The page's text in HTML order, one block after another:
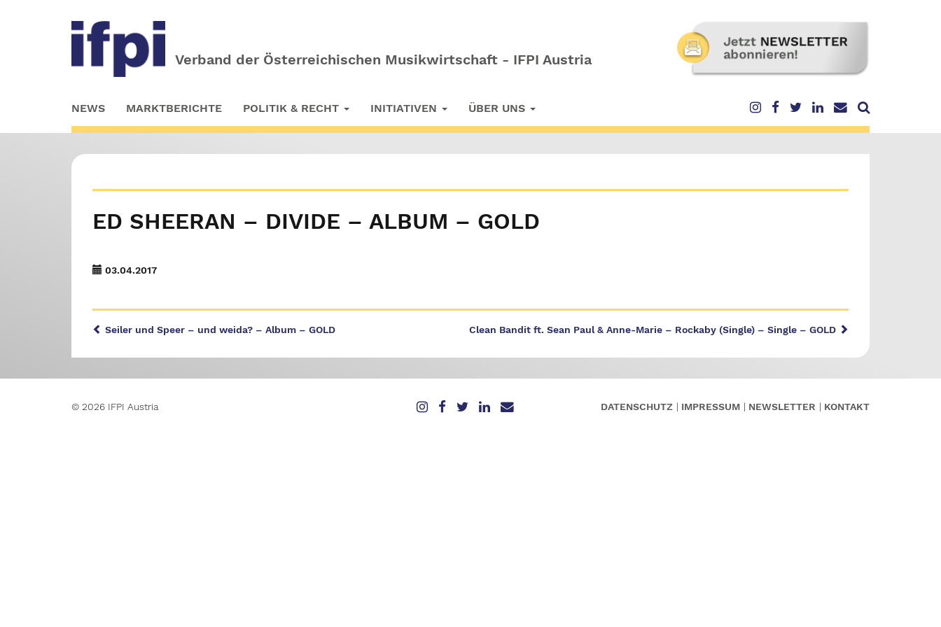
Verband der Österreichischen Musikwirtschaft - IFPI Austria
to
main
NEWS MARKTBERICHTE POLITIK & RECHT INITIATIVEN ÜBER UNS
ED SHEERAN – DIVIDE – ALBUM – GOLD
03.04.2017
Clean Bandit ft. Sean Paul & Anne-Marie – Rockaby (Single) – Single – GOLD
Seiler und Speer – und weida? – Album – GOLD
© 2026 IFPI Austria DATENSCHUTZ IMPRESSUM NEWSLETTER KONTAKT